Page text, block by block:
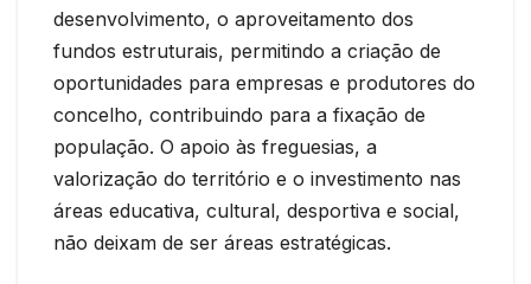
desenvolvimento, o aproveitamento dos
fundos estruturais, permitindo a criação de
oportunidades para empresas e produtores do
concelho, contribuindo para a fixação de
população. O apoio às freguesias, a
valorização do território e o investimento nas
áreas educativa, cultural, desportiva e social,
não deixam de ser áreas estratégicas.